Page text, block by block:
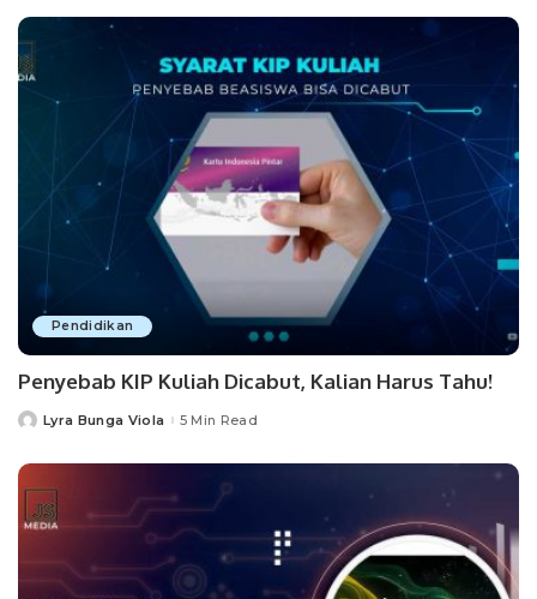
Pendidikan
Penyebab KIP Kuliah Dicabut, Kalian Harus Tahu!
PostedLyra Bunga Viola 5 Min Read